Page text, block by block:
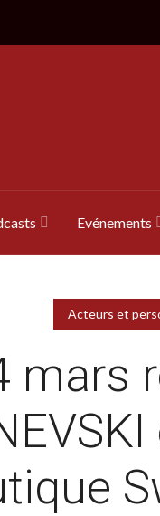
Evénements
Acteurs et
mars